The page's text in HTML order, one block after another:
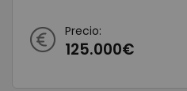
Precio:
125.000€